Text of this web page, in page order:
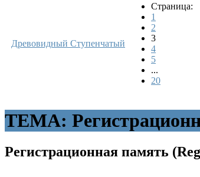
Древовидный Ступенчатый
Страница:
1
2
3
4
5
...
20
ТЕМА:
Регистрационная память